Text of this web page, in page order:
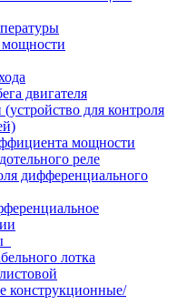
мощности
двигателя
(устройство для контроля
мощности
реле
дифференциального
лотка
конструкционные/